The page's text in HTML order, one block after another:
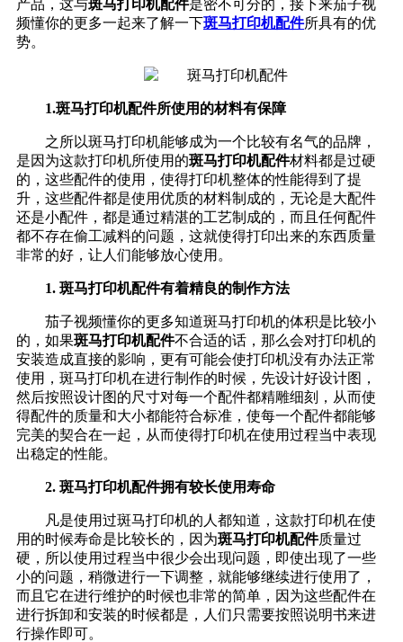
产品，这与斑马打印机配件是密不可分的，接下来茄子视
频懂你的更多一起来了解一下斑马打印机配件所具有的优
势。
1.斑马打印机配件所使用的材料有保障
之所以斑马打印机能够成为一个比较有名气的品牌，
是因为这款打印机所使用的斑马打印机配件材料都是过硬
的，这些配件的使用，使得打印机整体的性能得到了提
升，这些配件都是使用优质的材料制成的，无论是大配件
还是小配件，都是通过精湛的工艺制成的，而且任何配件
都不存在偷工减料的问题，这就使得打印出来的东西质量
非常的好，让人们能够放心使用。
1. 斑马打印机配件有着精良的制作方法
茄子视频懂你的更多知道斑马打印机的体积是比较小
的，如果斑马打印机配件不合适的话，那么会对打印机的
安装造成直接的影响，更有可能会使打印机没有办法正常
使用，斑马打印机在进行制作的时候，先设计好设计图，
然后按照设计图的尺寸对每一个配件都精雕细刻，从而使
得配件的质量和大小都能符合标准，使每一个配件都能够
完美的契合在一起，从而使得打印机在使用过程当中表现
出稳定的性能。
2. 斑马打印机配件拥有较长使用寿命
凡是使用过斑马打印机的人都知道，这款打印机在使
用的时候寿命是比较长的，因为斑马打印机配件质量过
硬，所以使用过程当中很少会出现问题，即使出现了一些
小的问题，稍微进行一下调整，就能够继续进行使用了，
而且它在进行维护的时候也非常的简单，因为这些配件在
进行拆卸和安装的时候都是，人们只需要按照说明书来进
行操作即可。